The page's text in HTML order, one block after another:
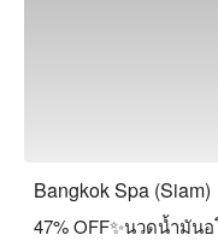
Bangkok Spa (Siam)
47% OFF✨นวดน้ำมัน